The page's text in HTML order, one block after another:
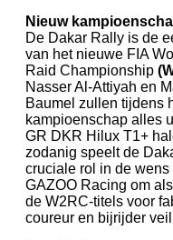
Nieuw
De Dakar Rally is de
van het nieuwe FIA
Raid Championship
Nasser Al-Attiyah en
Baumel zullen tijdens
kampioenschap alles
GR DKR Hilux T1+
zodanig speelt de
cruciale rol in de wens
GAZOO Racing om
de W2RC-titels voor
coureur en bijrijder